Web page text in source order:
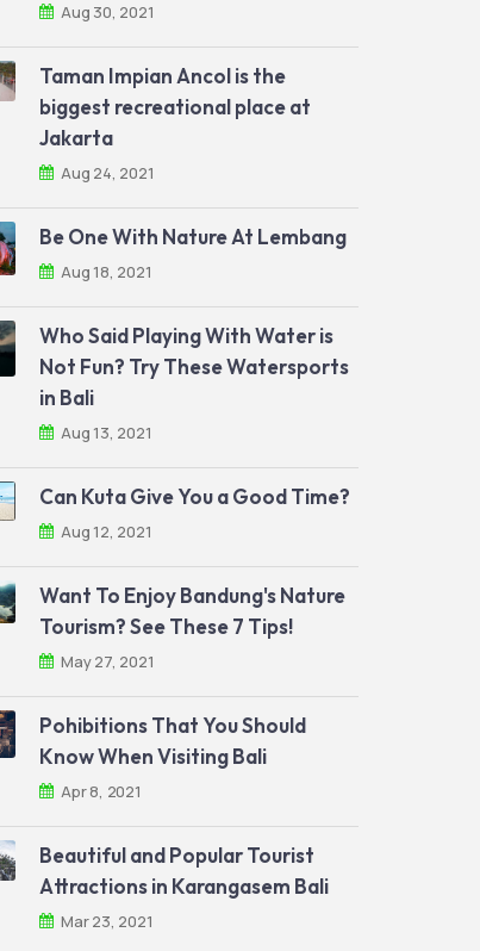
Aug 30, 2021
Taman Impian Ancol is the
biggest recreational place at
Jakarta
Aug 24, 2021
Be One With Nature At Lembang
Aug 18, 2021
Who Said Playing With Water is
Not Fun? Try These Watersports
in Bali
Aug 13, 2021
Can Kuta Give You a Good Time?
Aug 12, 2021
Want To Enjoy Bandung's Nature
Tourism? See These 7 Tips!
May 27, 2021
Pohibitions That You Should
Know When Visiting Bali
Apr 8, 2021
Beautiful and Popular Tourist
Attractions in Karangasem Bali
Mar 23, 2021